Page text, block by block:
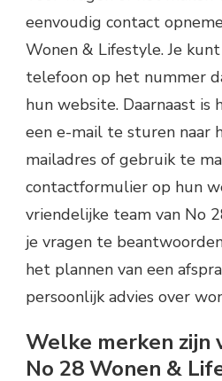
eenvoudig contact
Wonen & Lifestyle. Je
telefoon op het nummer
hun website. Daarnaast is
een e-mail te sturen naar
mailadres of gebruik te
contactformulier op hun
vriendelijke team van No
je vragen te
het plannen van een
persoonlijk advies over
Welke merken zijn
No 28 Wonen &